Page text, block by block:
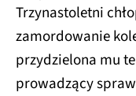
Trzynastoletni
zamordowanie
przydzielona mu
prowadzący